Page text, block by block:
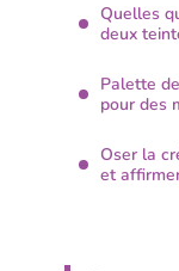
Quelles
deux
Palette
pour des
Oser la
et